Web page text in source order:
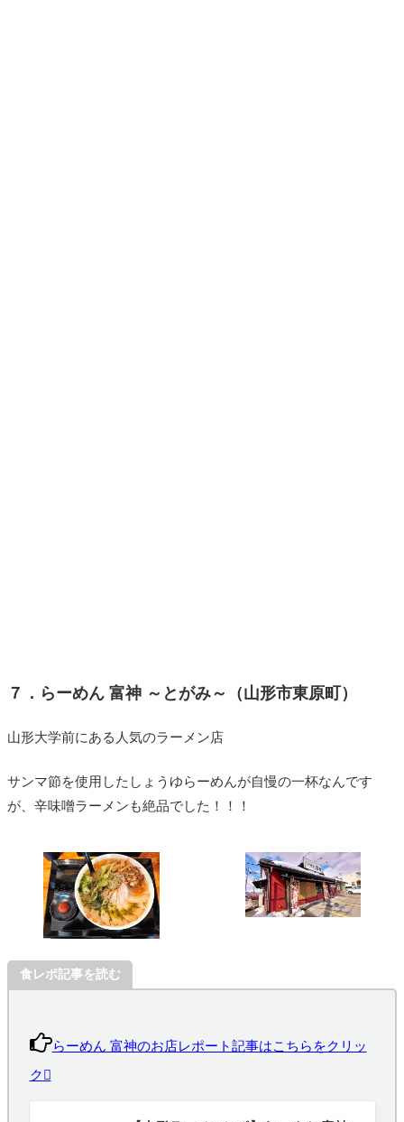
７．らーめん 富神 ～とがみ～（山形市東原町）
山形大学前にある人気のラーメン店
サンマ節を使用したしょうゆらーめんが自慢の一杯なんです
が、辛味噌ラーメンも絶品でした！！！
食レポ記事を読む
らーめん 富神のお店レポート記事はこちらをクリッ
ク